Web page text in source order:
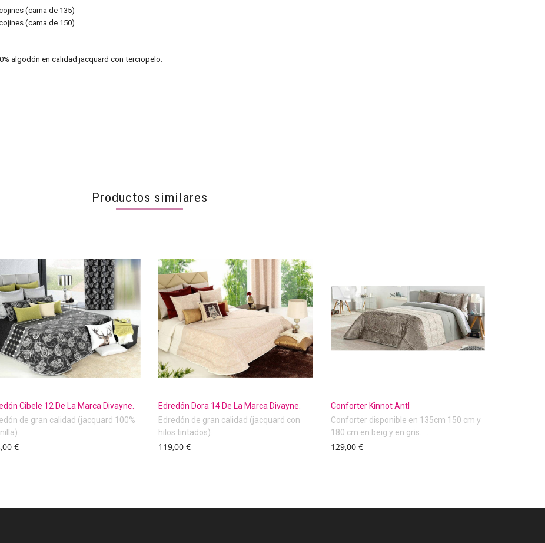
(cama de 135)
(cama de 150)
algodón en calidad jacquard con terciopelo.
Productos similares
Cibele 12 De La Marca Divayne.
de gran calidad (jacquard 100%
€
Edredón Dora 14 De La Marca Divayne.
Edredón de gran calidad (jacquard con
hilos tintados).
119,00 €
Conforter Kinnot Antl
Conforter disponible en 135cm 150 cm y
180 cm en beig y en gris. ...
129,00 €